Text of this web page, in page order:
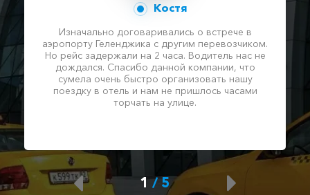
Костя
Изначально договаривались о встрече в
аэропорту Геленджика с другим перевозчиком.
Но рейс задержали на 2 часа. Водитель нас не
дождался. Спасибо данной компании, что
сумела очень быстро организовать нашу
поездку в отель и нам не пришлось часами
торчать на улице.
1/ 5